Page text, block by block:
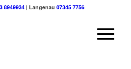
8949934 | Langenau07345 7756